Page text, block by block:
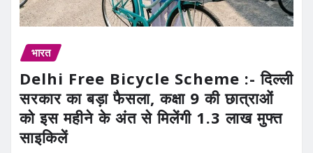
भारत
Delhi Free Bicycle Scheme :- दिल्ली
सरकार का बड़ा फैसला, कक्षा 9 की छात्राओं
को इस महीने के अंत से मिलेंगी 1.3 लाख मुफ्त
साइकिलें